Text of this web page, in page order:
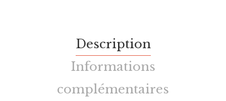
Description
Informations
complémentaires